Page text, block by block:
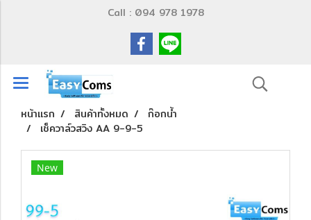
Call : 094 978 1978
หน้าแรก สินค้าทั้งหมด
ก๊อกน้ำ
เช็ควาล์วสวิง AA 9-9-5
New